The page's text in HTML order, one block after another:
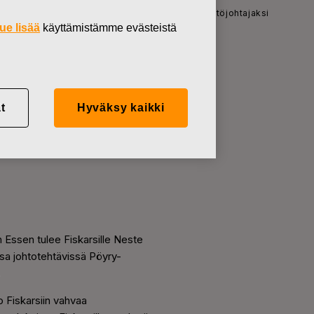
Patrick von Essen nimitetty Fiskarsin kiinteistöjohtajaksi
Essen tulee Fiskarsille Neste
johtotehtävissä Pöyry-
vahvaa
lisää käyttämistämme evästeistä
Hyväksy kaikki